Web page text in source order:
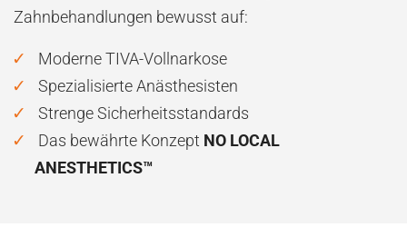
Zahnbehandlungen bewusst auf:
Moderne TIVA-Vollnarkose
Spezialisierte Anästhesisten
Strenge Sicherheitsstandards
Das bewährte Konzept NO LOCAL
ANESTHETICS™